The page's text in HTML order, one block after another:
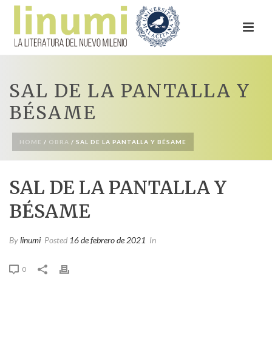
SAL DE LA PANTALLA Y
BÉSAME
HOME / OBRA / SAL DE LA PANTALLA Y BÉSAME
SAL DE LA PANTALLA Y
BÉSAME
Bylinumi Posted 16 de febrero de 2021 In
0